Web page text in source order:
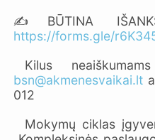
✍BŪTINA
https://forms.gle/
Kilus
bsn@akmenesvaikai.lt
012
Mokymų ciklas